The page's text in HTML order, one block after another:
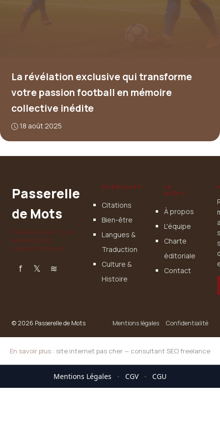
La révélation exclusive qui transforme
votre passion football en mémoire
collective inédite
18 août 2025
Passerelle
de Mots
FRANCHISSEZ LES
BARRIÈRES
LINGUISTIQUES
f 𝕏 ≋
RUBRIQUES
Citations
Bien-être
Langues &
Traduction
Culture &
Histoire
LE
MÉDIA
À propos
L'équipe
Charte
éditoriale
Contact
© 2026 Passerelle de Mots Mentions légales Confidentialité
En savoir plus : site internet pas cher — consultant SEO freelance
Mentions Légales · CGV · CGU